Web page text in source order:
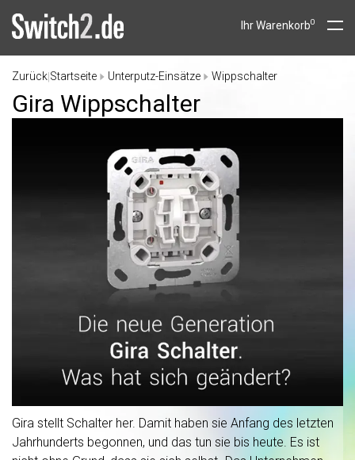
Ihr Warenkorb0
Zurück Startseite Unterputz-Einsätze Wippschalter
Gira Wippschalter
Gira stellt Schalter her. Damit haben sie Anfang des letzten
Jahrhunderts begonnen, und das tun sie bis heute. Es ist